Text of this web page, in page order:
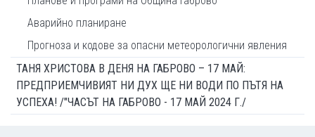
Аварийно планиране
Прогноза и кодове за опасни метеорологични явления
ТАНЯ ХРИСТОВА В ДЕНЯ НА ГАБРОВО – 17 МАЙ:
ПРЕДПРИЕМЧИВИЯТ НИ ДУХ ЩЕ НИ ВОДИ ПО ПЪТЯ НА
УСПЕХА! /"ЧАСЪТ НА ГАБРОВО - 17 МАЙ 2024 Г./